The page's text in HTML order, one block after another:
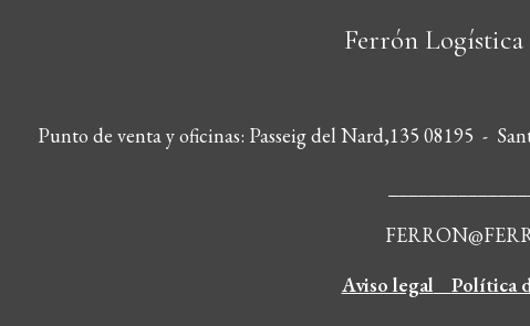
Ferrón Logística
Punto de venta y oficinas: Passeig del Nard,135 08195 -
Aviso legal
Política